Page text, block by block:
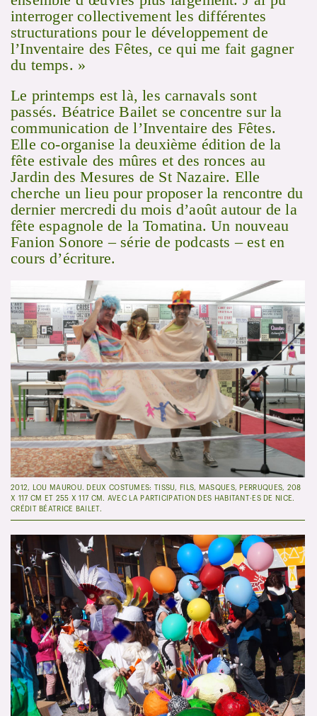
interroger collectivement les différentes
structurations pour le développement de
l’Inventaire des Fêtes, ce qui me fait gagner
du temps. »
Le printemps est là, les carnavals sont
passés. Béatrice Bailet se concentre sur la
communication de l’Inventaire des Fêtes.
Elle co-organise la deuxième édition de la
fête estivale des mûres et des ronces au
Jardin des Mesures de St Nazaire. Elle
cherche un lieu pour proposer la rencontre du
dernier mercredi du mois d’août autour de la
fête espagnole de la Tomatina. Un nouveau
Fanion Sonore – série de podcasts – est en
cours d’écriture.
2012, LOU MAUROU. DEUX COSTUMES: TISSU, FILS, MASQUES, PERRUQUES, 208
X 117 CM ET 255 X 117 CM. AVEC LA PARTICIPATION DES HABITANT·ES DE NICE.
CRÉDIT BÉATRICE BAILET.